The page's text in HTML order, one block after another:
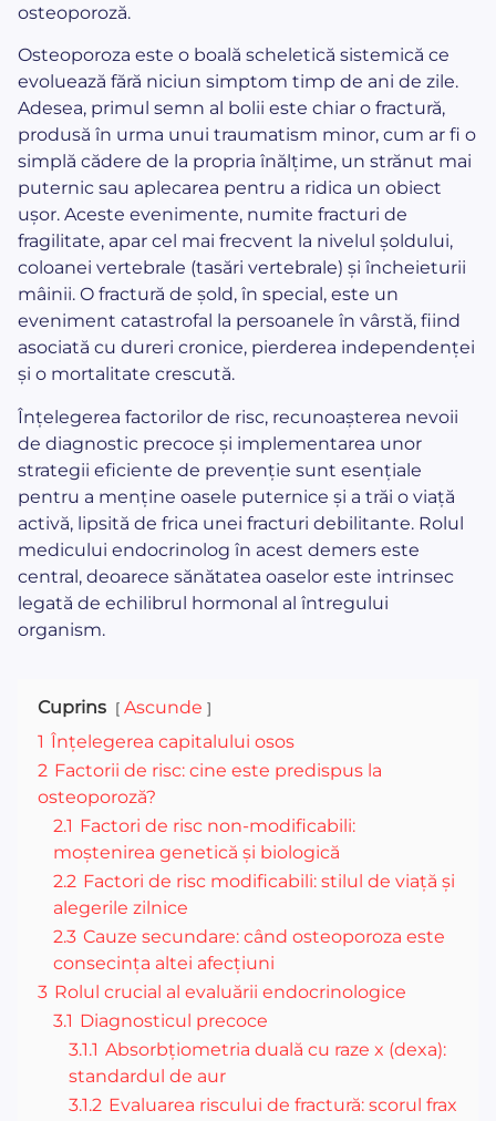
osteoporoză.
Osteoporoza este o boală scheletică sistemică ce
evoluează fără niciun simptom timp de ani de zile.
Adesea, primul semn al bolii este chiar o fractură,
produsă în urma unui traumatism minor, cum ar fi o
simplă cădere de la propria înălțime, un strănut mai
puternic sau aplecarea pentru a ridica un obiect
ușor. Aceste evenimente, numite fracturi de
fragilitate, apar cel mai frecvent la nivelul șoldului,
coloanei vertebrale (tasări vertebrale) și încheieturii
mâinii. O fractură de șold, în special, este un
eveniment catastrofal la persoanele în vârstă, fiind
asociată cu dureri cronice, pierderea independenței
și o mortalitate crescută.
Înțelegerea factorilor de risc, recunoașterea nevoii
de diagnostic precoce și implementarea unor
strategii eficiente de prevenție sunt esențiale
pentru a menține oasele puternice și a trăi o viață
activă, lipsită de frica unei fracturi debilitante. Rolul
medicului endocrinolog în acest demers este
central, deoarece sănătatea oaselor este intrinsec
legată de echilibrul hormonal al întregului
organism.
Cuprins
Ascunde
1 Înțelegerea capitalului osos
2 Factorii de risc: cine este predispus la
osteoporoză?
2.1 Factori de risc non-modificabili:
moștenirea genetică și biologică
2.2 Factori de risc modificabili: stilul de viață și
alegerile zilnice
2.3 Cauze secundare: când osteoporoza este
consecința altei afecțiuni
3 Rolul crucial al evaluării endocrinologice
3.1 Diagnosticul precoce
3.1.1 Absorbțiometria duală cu raze x (dexa):
standardul de aur
3.1.2 Evaluarea riscului de fractură: scorul frax